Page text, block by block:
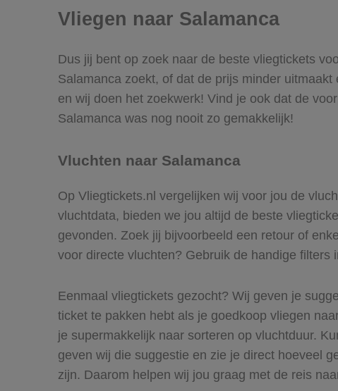
Vliegen naar Salamanca
Dus jij bent op zoek naar de beste vliegtickets
Salamanca zoekt, of dat de prijs minder
en wij doen het zoekwerk! Vind je ook dat de
Salamanca was nog nooit zo gemakkelijk!
Vluchten naar Salamanca
Op Vliegtickets.nl vergelijken wij voor jou de
vluchtdata, bieden we jou altijd de beste
gevonden. Zoek jij bijvoorbeeld een retour of
voor directe vluchten? Gebruik de handige
Eenmaal vliegtickets gezocht? Wij geven je
ticket te pakken hebt als je goedkoop vliegen
je supermakkelijk naar sorteren op vluchtduur.
geven wij die suggestie en zie je direct hoeveel
zijn. Daarom helpen wij jou graag met de reis